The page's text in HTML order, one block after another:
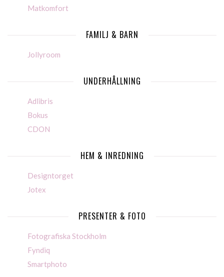
Matkomfort
FAMILJ & BARN
Jollyroom
UNDERHÅLLNING
Adlibris
Bokus
CDON
HEM & INREDNING
Designtorget
Jotex
PRESENTER & FOTO
Fotografiska Stockholm
Fyndiq
Smartphoto